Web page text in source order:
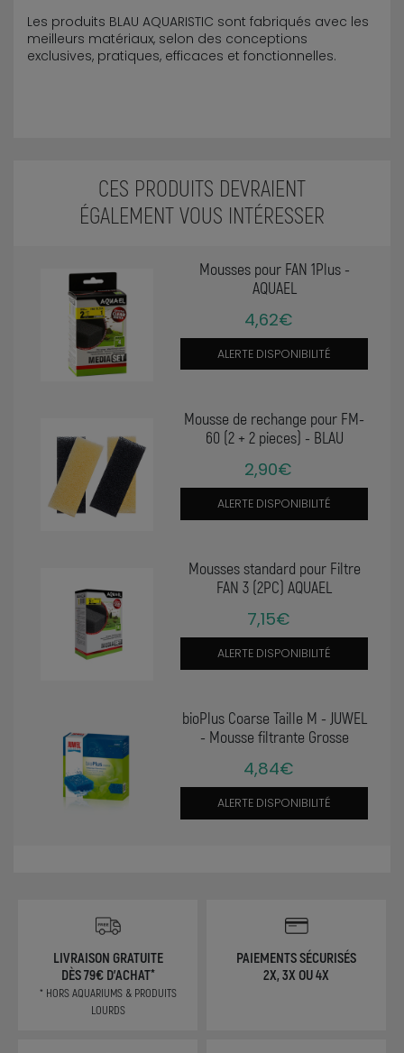
Les produits BLAU AQUARISTIC sont fabriqués avec les
meilleurs matériaux, selon des conceptions
exclusives, pratiques, efficaces et fonctionnelles.
CES PRODUITS DEVRAIENT
ÉGALEMENT VOUS INTÉRESSER
Mousses pour FAN 1Plus -
AQUAEL
4,62€
ALERTE DISPONIBILITÉ
Mousse de rechange pour FM-
60 (2 + 2 pieces) - BLAU
2,90€
ALERTE DISPONIBILITÉ
Mousses standard pour Filtre
FAN 3 (2PC) AQUAEL
7,15€
ALERTE DISPONIBILITÉ
bioPlus Coarse Taille M - JUWEL
- Mousse filtrante Grosse
4,84€
ALERTE DISPONIBILITÉ
LIVRAISON GRATUITE
DÈS 79€ D'ACHAT*
* HORS AQUARIUMS & PRODUITS
LOURDS
PAIEMENTS SÉCURISÉS
2X, 3X OU 4X